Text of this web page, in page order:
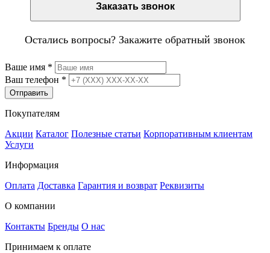
Заказать звонок
Остались вопросы? Закажите обратный звонок
Ваше имя *
Ваш телефон *
Отправить
Покупателям
Акции Каталог Полезные статьи Корпоративным клиентам
Услуги
Информация
Оплата Доставка Гарантия и возврат Реквизиты
О компании
Контакты Бренды О нас
Принимаем к оплате